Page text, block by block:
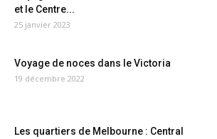
et le Centre...
25 janvier 2023
Voyage de noces dans le Victoria
19 décembre 2022
Les quartiers de Melbourne : Central